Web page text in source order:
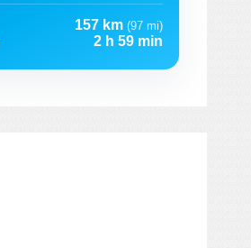
157 km (97 mi)
2 h 59 min